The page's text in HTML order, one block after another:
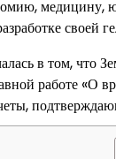
своей
в том, что
работе